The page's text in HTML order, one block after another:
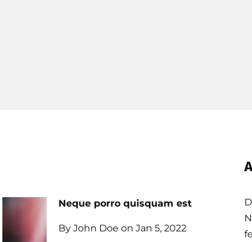
Neque porro quisquam est
By John Doe on Jan 5, 2022